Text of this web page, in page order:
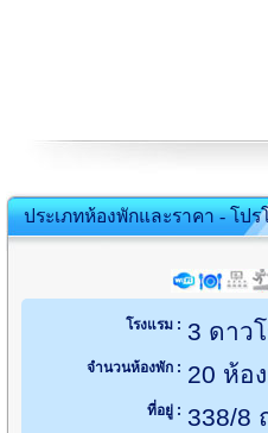
ประเภทห้องพักและราคา - โป
โรงแรม : 3 ดาว
จำนวนห้องพัก : 20 ห้อง
ที่อยู่ : 338/8